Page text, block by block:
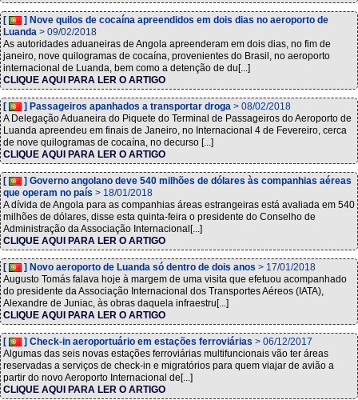
[
] Nove quilos de cocaína apreendidos em dois dias no aeroporto de
Luanda > 09/02/2018
As autoridades aduaneiras de Angola apreenderam em dois dias, no fim de
janeiro, nove quilogramas de cocaína, provenientes do Brasil, no aeroporto
internacional de Luanda, bem como a detenção de du[...]
CLIQUE AQUI PARA LER O ARTIGO
[ ] Passageiros apanhados a transportar droga > 08/02/2018
A Delegação Aduaneira do Piquete do Terminal de Passageiros do Aeroporto de
Luanda apreendeu em finais de Janeiro, no Internacional 4 de Fevereiro, cerca
de nove quilogramas de cocaína, no decurso [...]
CLIQUE AQUI PARA LER O ARTIGO
[
] Governo angolano deve 540 milhões de dólares às companhias aéreas
que operam no país > 18/01/2018
A dívida de Angola para as companhias áreas estrangeiras está avaliada em 540
milhões de dólares, disse esta quinta-feira o presidente do Conselho de
Administração da Associação Internacional[...]
CLIQUE AQUI PARA LER O ARTIGO
[ ] Novo aeroporto de Luanda só dentro de dois anos > 17/01/2018
Augusto Tomás falava hoje à margem de uma visita que efetuou acompanhado
do presidente da Associação Internacional dos Transportes Aéreos (IATA),
Alexandre de Juniac, às obras daquela infraestru[...]
CLIQUE AQUI PARA LER O ARTIGO
[ ] Check-in aeroportuário em estações ferroviárias > 06/12/2017
Algumas das seis novas estações ferroviárias multifuncionais vão ter áreas
reservadas a serviços de check-in e migratórios para quem viajar de avião a
partir do novo Aeroporto Internacional de[...]
CLIQUE AQUI PARA LER O ARTIGO